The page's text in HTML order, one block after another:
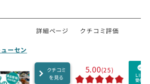
詳細ページ クチコミ評価
ーセン
クチコミ
を見る
5.00(25)